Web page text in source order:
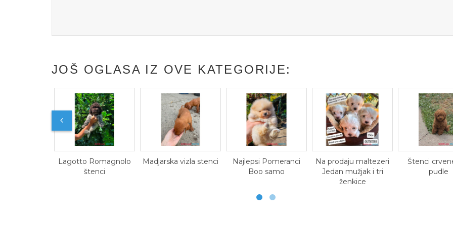
JOŠ OGLASA IZ OVE KATEGORIJE:
Lagotto Romagnolo
štenci
Madjarska vizla stenci
Najlepsi Pomeranci
Boo samo
Na prodaju maltezeri
Jedan mužjak i tri
ženkice
Štenci
pudle